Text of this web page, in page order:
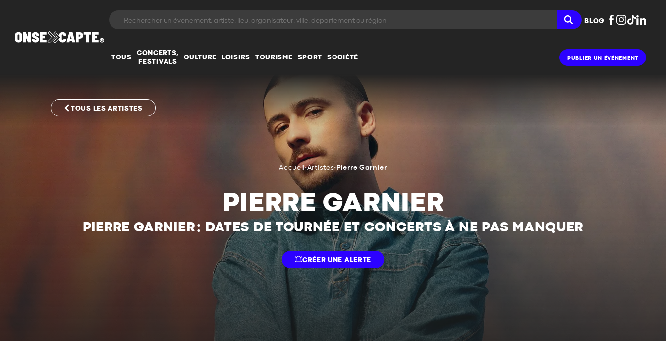
BLOG
TOUS
CONCERTS,
FESTIVALS
CULTURE LOISIRS TOURISME SPORT SOCIÉTÉ PUBLIER UN ÉVÉNEMENT
TOUS LES ARTISTES
Accueil•Artistes•Pierre Garnier
PIERRE GARNIER
PIERRE GARNIER : DATES DE TOURNÉE ET CONCERTS À NE PAS MANQUER
CRÉER UNE ALERTE